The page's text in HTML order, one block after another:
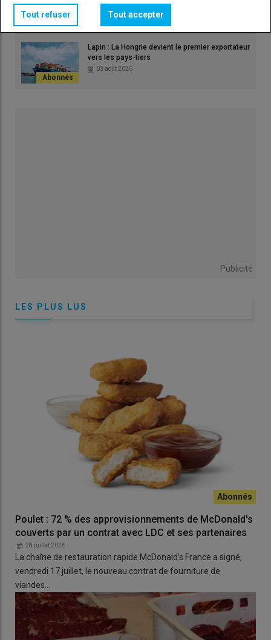
Lapin : La Hongrie devient le premier exportateur
vers les pays-tiers
03 août 2026
Publicité
LES PLUS LUS
Poulet : 72 % des approvisionnements de McDonald's
couverts par un contrat avec LDC et ses partenaires
28 juillet 2026
La chaîne de restauration rapide McDonald’s France a signé,
vendredi 17 juillet, le nouveau contrat de fourniture de
viandes…
Tout refuser Tout accepter